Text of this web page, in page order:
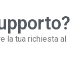
la tua richiesta al